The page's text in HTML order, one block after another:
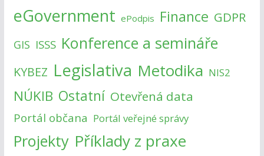
eGovernment ePodpis Finance GDPR
GIS ISSS Konference a semináře
KYBEZ Legislativa Metodika NIS2
NÚKIB Ostatní Otevřená data
Portál občana Portál veřejné správy
Projekty Příklady z praxe